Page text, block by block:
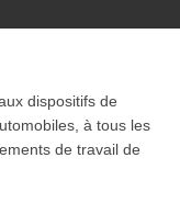
dispositifs de
à tous les
de travail de